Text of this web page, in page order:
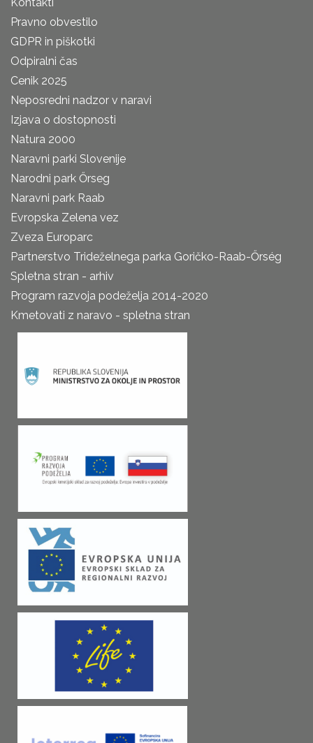
Pravno obvestilo
GDPR in piškotki
Odpiralni čas
Cenik 2025
Neposredni nadzor v naravi
Izjava o dostopnosti
Natura 2000
Naravni parki Slovenije
Narodni park Őrseg
Naravni park Raab
Evropska Zelena vez
Zveza Europarc
Partnerstvo Trideželnega parka Goričko-Raab-Őrség
Spletna stran - arhiv
Program razvoja podeželja 2014-2020
Kmetovati z naravo - spletna stran